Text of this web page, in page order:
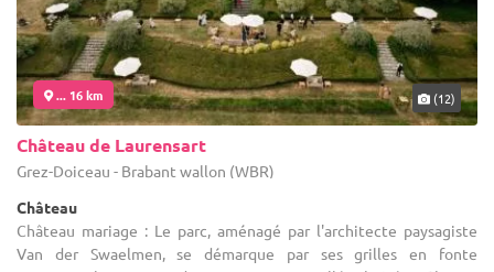
... 16 km (12)
Château de Laurensart
Grez-Doiceau - Brabant wallon (WBR)
Château
Château mariage : Le parc, aménagé par l'architecte paysagiste
Van der Swaelmen, se démarque par ses grilles en fonte